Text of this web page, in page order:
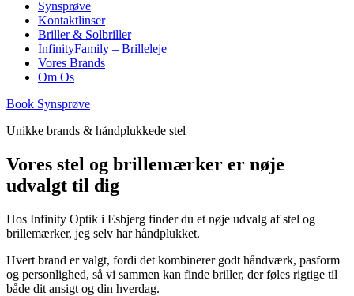
Synsprøve
Kontaktlinser
Briller & Solbriller
InfinityFamily – Brilleleje
Vores Brands
Om Os
Book Synsprøve
Unikke brands & håndplukkede stel
Vores stel og brillemærker er nøje
udvalgt til dig
Hos Infinity Optik i Esbjerg finder du et nøje udvalg af stel og
brillemærker, jeg selv har håndplukket.
Hvert brand er valgt, fordi det kombinerer godt håndværk, pasform
og personlighed, så vi sammen kan finde briller, der føles rigtige til
både dit ansigt og din hverdag.